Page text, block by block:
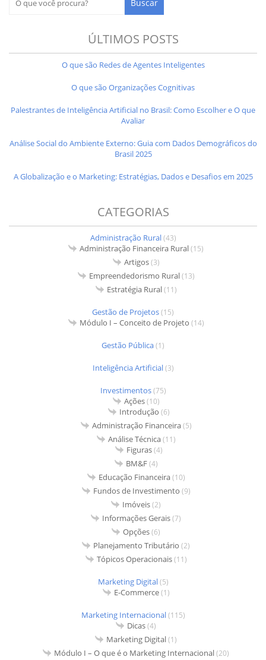
ÚLTIMOS POSTS
O que são Redes de Agentes Inteligentes
O que são Organizações Cognitivas
Palestrantes de Inteligência Artificial no Brasil: Como Escolher e O que
Avaliar
Análise Social do Ambiente Externo: Guia com Dados Demográficos do
Brasil 2025
A Globalização e o Marketing: Estratégias, Dados e Desafios em 2025
CATEGORIAS
Administração Rural(43)
Administração Financeira Rural(15)
Artigos(3)
Empreendedorismo Rural(13)
Estratégia Rural(11)
Gestão de Projetos(15)
Módulo I – Conceito de Projeto (14)
Gestão Pública(1)
Inteligência Artificial(3)
Investimentos(75)
Ações(10)
Introdução (6)
Administração Financeira(5)
Análise Técnica(11)
Figuras(4)
BM&F(4)
Educação Financeira(10)
Fundos de Investimento (9)
Imóveis(2)
Informações Gerais(7)
Opções(6)
Planejamento Tributário (2)
Tópicos Operacionais(11)
Marketing Digital(5)
E-Commerce(1)
Marketing Internacional(115)
Dicas(4)
Marketing Digital(1)
Módulo I – O que é o Marketing Internacional(20)